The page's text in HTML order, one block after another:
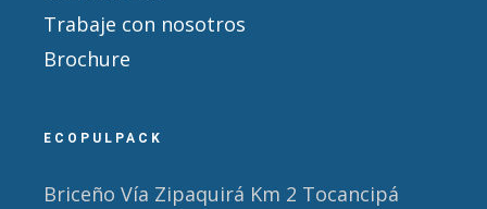
Trabaje con nosotros
Brochure
ECOPULPACK
Briceño Vía Zipaquirá Km 2 Tocancipá